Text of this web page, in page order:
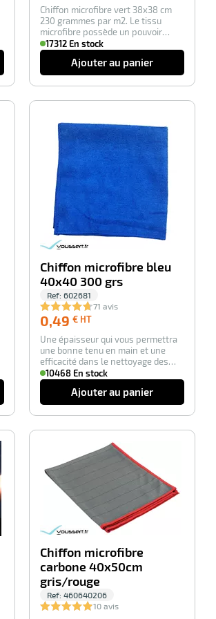
HT
Chiffon microfibre vert 38x38 cm
230 grammes par m2. Le tissu
microfibre possède un pouvoir
d’essuyage su…
17312 En stock
Ajouter au panier
Chiffon microfibre bleu
40x40 300 grs
Ref: 602681
71 avis
0,49 € HT
HT
Une épaisseur qui vous permettra
une bonne tenu en main et une
efficacité dans le nettoyage des
surfaces.…
10468 En stock
Ajouter au panier
Chiffon microfibre
carbone 40x50cm
gris/rouge
Ref: 460640206
10 avis